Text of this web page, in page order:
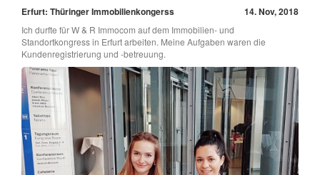
Erfurt: Thüringer Immobilienkongerss 14. Nov, 2018
Ich durfte für W & R Immocom auf dem Immobilien- und
Standortkongress in Erfurt arbeiten. Meine Aufgaben waren die
Kundenregistrierung und -betreuung.